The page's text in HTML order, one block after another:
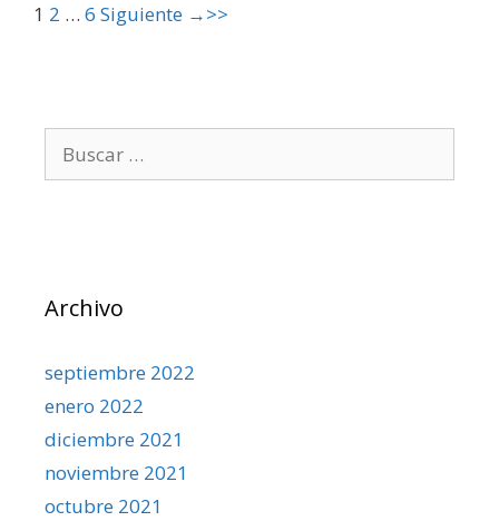
1 2 … 6 Siguiente →
Archivo
septiembre 2022
enero 2022
diciembre 2021
noviembre 2021
octubre 2021